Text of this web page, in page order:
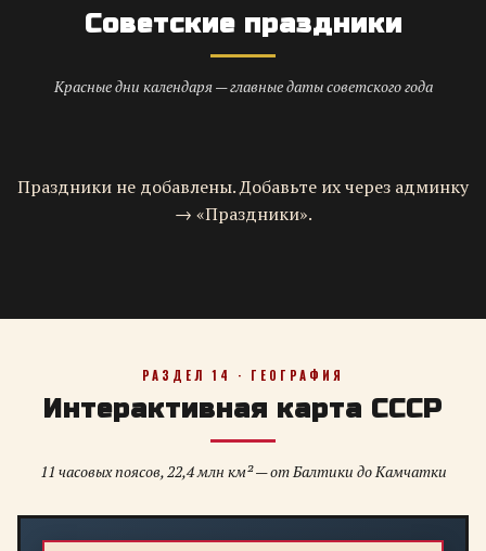
Советские праздники
Красные дни календаря — главные даты советского года
Праздники не добавлены. Добавьте их через админку
→ «Праздники».
РАЗДЕЛ 14 · ГЕОГРАФИЯ
Интерактивная карта СССР
11 часовых поясов, 22,4 млн км² — от Балтики до Камчатки